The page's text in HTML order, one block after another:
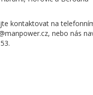
kontaktovat na
nebo nás